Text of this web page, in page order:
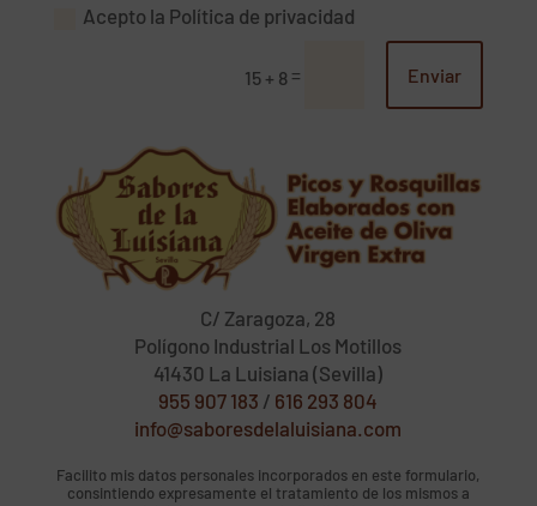
Acepto la Política de privacidad
15 + 8 = Enviar
C/ Zaragoza, 28
Polígono Industrial Los Motillos
41430 La Luisiana (Sevilla)
955 907 183 / 616 293 804
info@saboresdelaluisiana.com
Facilito mis datos personales incorporados en este formulario,
consintiendo expresamente el tratamiento de los mismos a